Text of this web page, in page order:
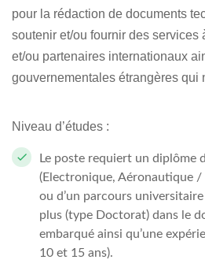
pour la rédaction de documents
soutenir et/ou fournir des services
et/ou partenaires internationaux
gouvernementales étrangères qui
Niveau d’études :
Le poste requiert un diplôme
(Electronique, Aéronautique
ou d’un parcours
plus (type Doctorat) dans le
embarqué ainsi qu’une
10 et 15 ans).